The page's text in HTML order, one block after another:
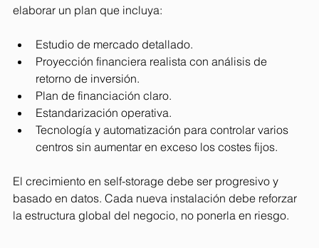
elaborar un plan que incluya:
Estudio de mercado detallado.
Proyección financiera realista con análisis de
retorno de inversión.
Plan de financiación claro.
Estandarización operativa.
Tecnología y automatización para controlar varios
centros sin aumentar en exceso los costes fijos.
El crecimiento en self-storage debe ser progresivo y
basado en datos. Cada nueva instalación debe reforzar
la estructura global del negocio, no ponerla en riesgo.